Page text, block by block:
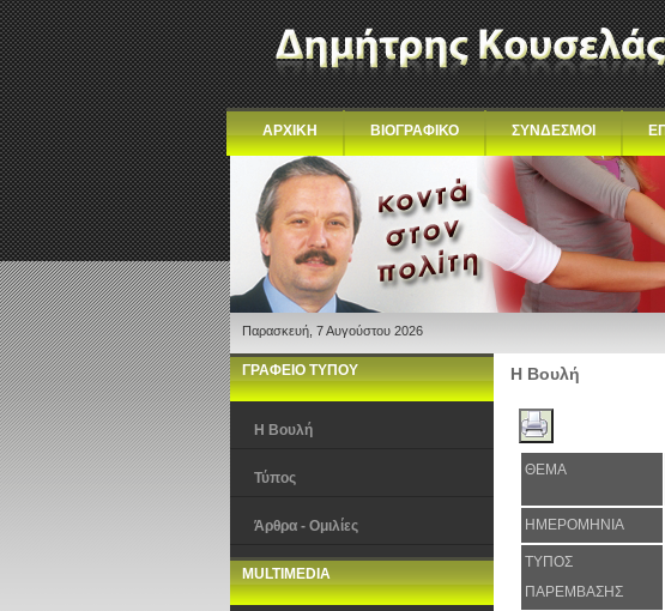
ΑΡΧΙΚΗ ΒΙΟΓΡΑΦΙΚΟ ΣΥΝΔΕΣΜΟΙ
Παρασκευή, 7 Αυγούστου 2026
ΓΡΑΦΕΙΟ ΤΥΠΟΥ
Η Βουλή
Τύπος
Άρθρα - Ομιλίες
MULTIMEDIA
Η Βουλή
ΘΕΜΑ
ΗΜΕΡΟΜΗΝΙΑ
ΤΥΠΟΣ
ΠΑΡΕΜΒΑΣΗΣ